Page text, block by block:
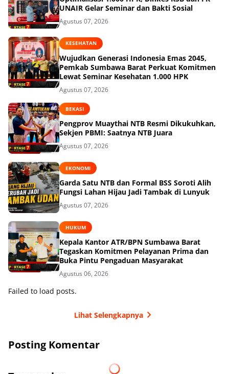
UNAIR Gelar Seminar dan Bakti Sosial
Agustus 07, 2026
KESEHATAN
Wujudkan Generasi Indonesia Emas 2045,
Pemkab Sumbawa Barat Perkuat Komitmen
Lewat Seminar Kesehatan 1.000 HPK
Agustus 07, 2026
BEKASI
Pengprov Muaythai NTB Resmi Dikukuhkan,
Sekjen PBMI: Saatnya NTB Juara
Agustus 07, 2026
EKONOMI
Garda Satu NTB dan Formal BSS Soroti Alih
Fungsi Lahan Hijau Jadi Tambak di Lunyuk
Agustus 07, 2026
HUKUM
Kepala Kantor ATR/BPN Sumbawa Barat
Tegaskan Komitmen Pelayanan Prima dan
Buka Pintu Pengaduan Masyarakat
Agustus 06, 2026
Failed to load posts.
Lihat Selengkapnya
Posting Komentar